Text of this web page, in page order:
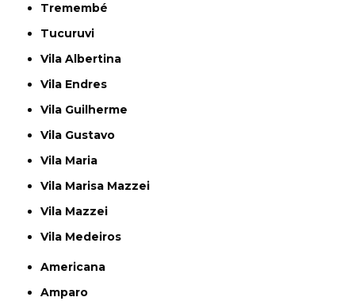
Tremembé
Tucuruvi
Vila Albertina
Vila Endres
Vila Guilherme
Vila Gustavo
Vila Maria
Vila Marisa Mazzei
Vila Mazzei
Vila Medeiros
Americana
Amparo